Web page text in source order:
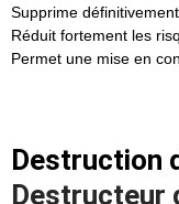
Supprime
Réduit fortement les
Permet une mise en
Destruction
Destructeur